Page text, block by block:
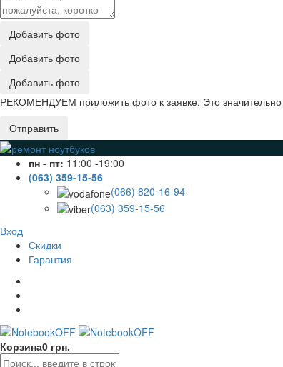
Добавить фото
Добавить фото
Добавить фото
РЕКОМЕНДУЕМ приложить фото к заявке. Это
Отправить
пн - пт: 11:00 -19:00
(063) 359-15-56
(066) 820-16-94
(063) 359-15-56
Вход
Скидки
Гарантия
Корзина0 грн.